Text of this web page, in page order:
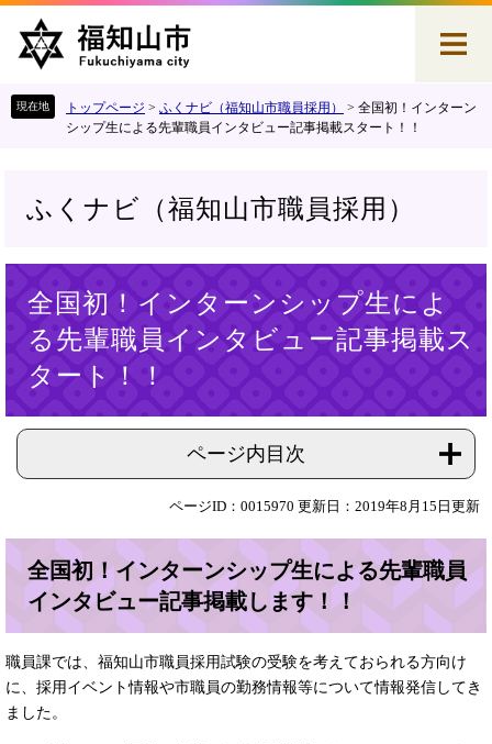
へ
トップページ > ふくナビ（福知山市職員採用） > 全国初！インターン
シップ生による先輩職員インタビュー記事掲載スタート！！
ふくナビ（福知山市職員採用）
全国初！インターンシップ生によ
る先輩職員インタビュー記事掲載ス
タート！！
ページ内目次
ページID：0015970 更新日：2019年8月15日更新
全国初！インターンシップ生による先輩職員
インタビュー記事掲載します！！
職員課では、福知山市職員採用試験の受験を考えておられる方向け
に、採用イベント情報や市職員の勤務情報等について情報発信してき
ました。